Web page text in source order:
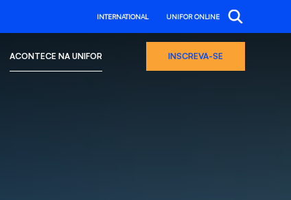
INTERNATIONAL UNIFOR ONLINE
ACONTECE NA UNIFOR INSCREVA-SE